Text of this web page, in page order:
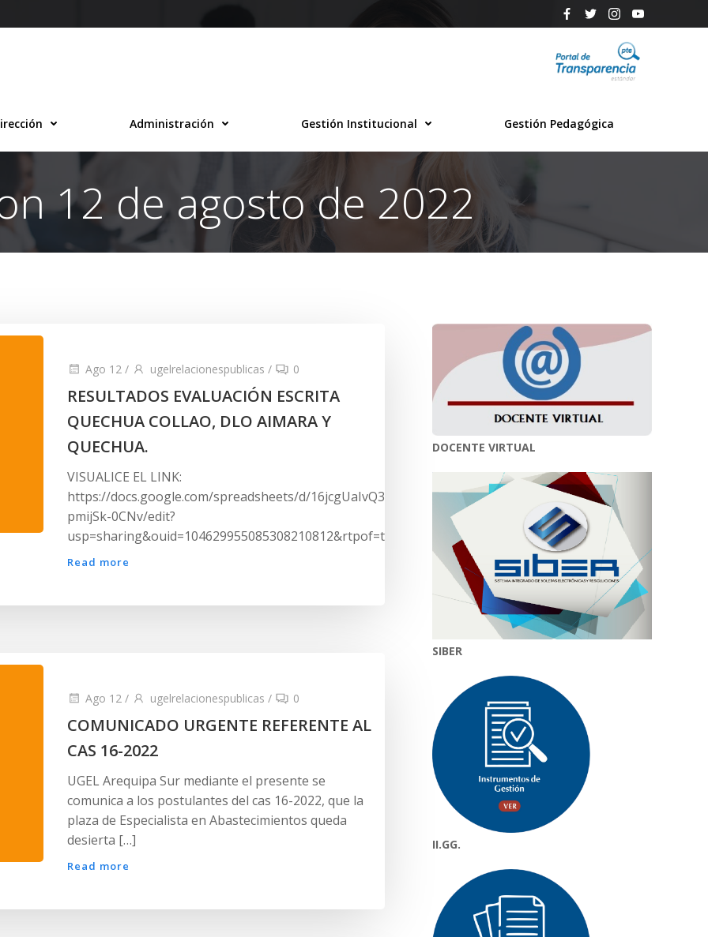
Administración Gestión Institucional Gestión Pedagógica
12 de agosto de 2022
Ago 12 / ugelrelacionespublicas / 0
RESULTADOS EVALUACIÓN ESCRITA
QUECHUA COLLAO, DLO AIMARA Y
QUECHUA.
VISUALICE EL LINK:
https://docs.google.com/spreadsheets/d/16jcgUaIvQ3YTz8ypWrVL-
pmijSk-0CNv/edit?
usp=sharing&ouid=104629955085308210812&rtpof=true&sd=true
Read more
Ago 12 / ugelrelacionespublicas / 0
COMUNICADO URGENTE REFERENTE AL
CAS 16-2022
UGEL Arequipa Sur mediante el presente se
comunica a los postulantes del cas 16-2022, que la
plaza de Especialista en Abastecimientos queda
desierta […]
Read more
DOCENTE VIRTUAL
SIBER
II.GG.